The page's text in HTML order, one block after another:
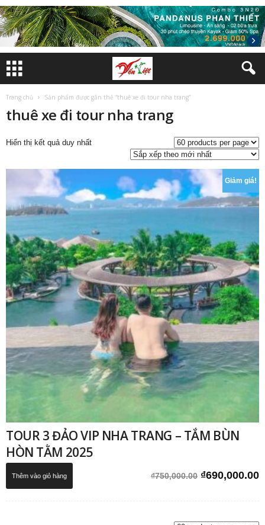
Trang chủ Sản phẩm được gắn thẻ “thuê xe đi tour nha trang”
thuê xe đi tour nha trang
Hiển thị kết quả duy nhất
Giảm giá!
TOUR 3 ĐẢO VIP NHA TRANG – TẮM BÙN
HÒN TẰM 2025
₫750,000.00 Giá
₫690,000.00
Thêm vào giỏ hàng